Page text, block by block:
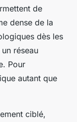
de
dense de la
dès les
réseau
Pour
autant que
ciblé,